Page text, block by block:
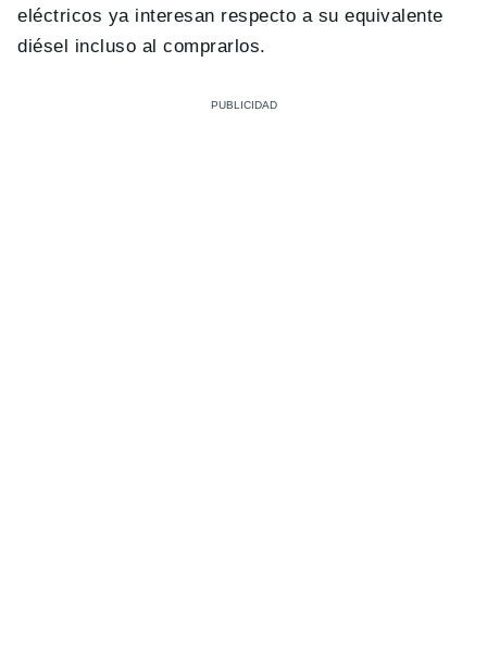
eléctricos ya interesan respecto a su equivalente
diésel incluso al comprarlos.